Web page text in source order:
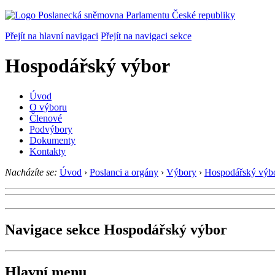
Přejít na hlavní navigaci Přejít na navigaci sekce
Hospodářský výbor
Úvod
O výboru
Členové
Podvýbory
Dokumenty
Kontakty
Nacházíte se: Úvod › Poslanci a orgány › Výbory › Hospodářský
Navigace sekce Hospodářský výbor